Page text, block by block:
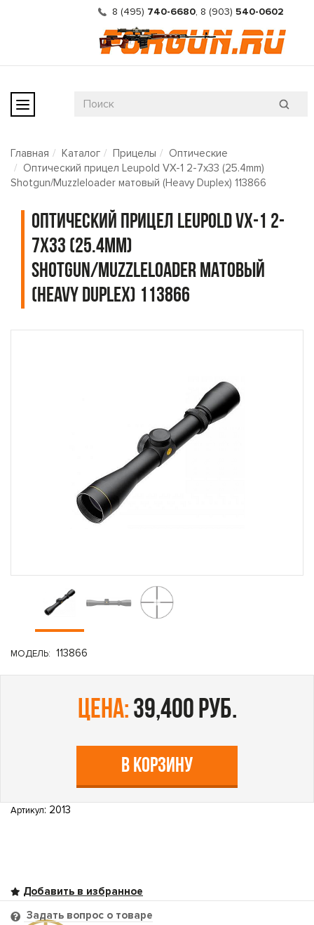
8 (495) 740-6680, 8 (903) 540-0602
Главная Каталог Прицелы
Оптические
Оптический прицел Leupold VX-1 2-7x33 (25.4mm)
Shotgun/Muzzleloader матовый (Heavy Duplex) 113866
Оптический прицел Leupold VX-1 2-
7x33 (25.4mm)
Shotgun/Muzzleloader матовый
(Heavy Duplex) 113866
МОДЕЛЬ: 113866
цена: 39,400 руб.
В КОРЗИНУ
Артикул: 2013
Задать вопрос о товаре